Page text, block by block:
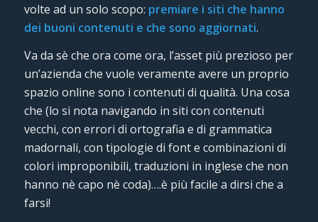
volte ad un solo scopo: premiare i siti che hanno
dei buoni contenuti e che sono aggiornati.
Va da sè che ora come ora, l’asset più prezioso per
un’azienda che vuole veramente avere un proprio
spazio online sono i contenuti di qualità. Una cosa
che (lo si nota navigando in siti con contenuti
vecchi, con errori di ortografia e di grammatica
madornali, con tipologie di font e combinazioni di
colori improponibili, traduzioni in inglese che non
hanno nè capo nè coda)….è più facile a dirsi che a
farsi!